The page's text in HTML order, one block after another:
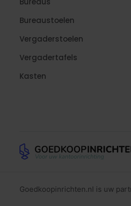
Bureaustoelen
Vergaderstoelen
Vergadertafels
Kasten
Goedkoopinrichten.nl is uw